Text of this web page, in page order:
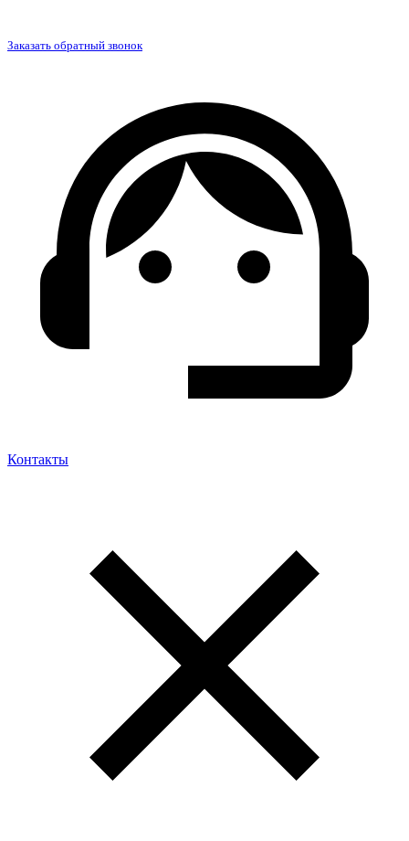
Заказать обратный звонок
Контакты